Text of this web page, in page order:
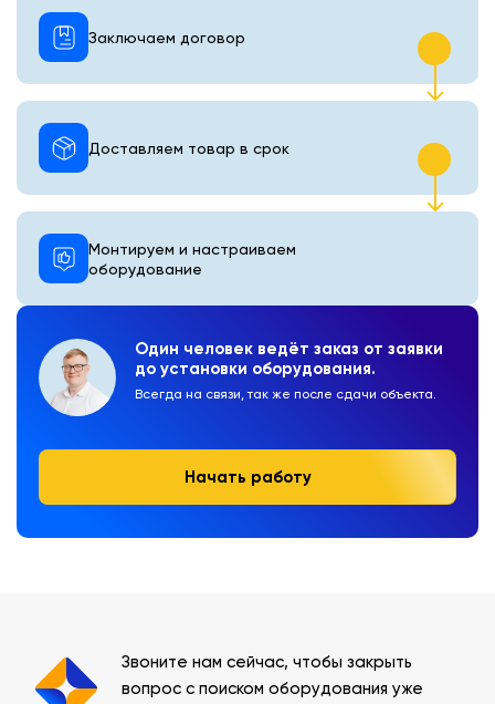
Один человек ведёт заказ от заявки
до установки оборудования.
Всегда на связи, так же после сдачи объекта.
Начать работу
Монтируем и настраиваем
оборудование
Доставляем товар в срок
Заключаем договор
Звоните нам сейчас, чтобы закрыть
вопрос с поиском оборудования уже